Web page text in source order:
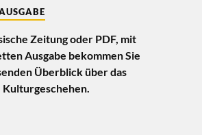
Zeitung oder PDF, mit
Ausgabe bekommen Sie
Überblick über das
Kulturgeschehen.